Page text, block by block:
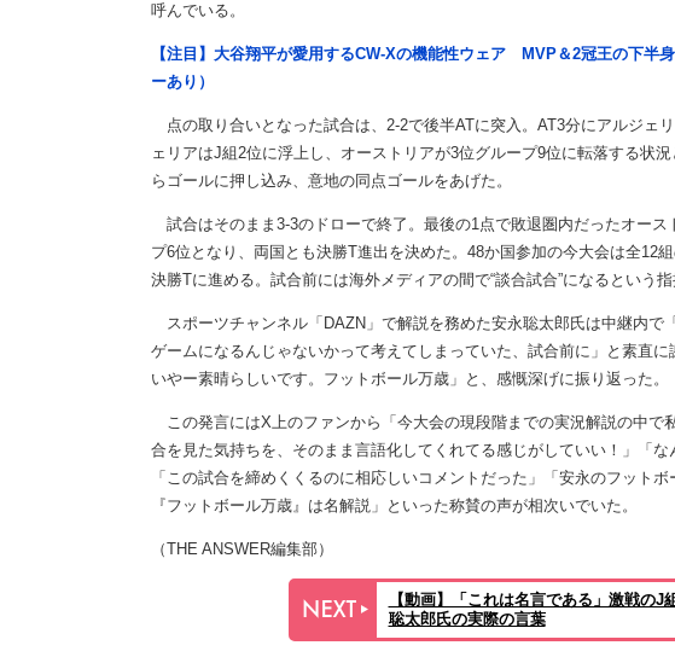
呼んでいる。
【注目】大谷翔平が愛用するCW-Xの機能性ウェア MVP＆2冠王の下半
ーあり）
点の取り合いとなった試合は、2-2で後半ATに突入。AT3分にアルジェ
ェリアはJ組2位に浮上し、オーストリアが3位グループ9位に転落する状
らゴールに押し込み、意地の同点ゴールをあげた。
試合はそのまま3-3のドローで終了。最後の1点で敗退圏内だったオー
プ6位となり、両国とも決勝T進出を決めた。48か国参加の今大会は全12
決勝Tに進める。試合前には海外メディアの間で“談合試合”になるという
スポーツチャンネル「DAZN」で解説を務めた安永聡太郎氏は中継内で
ゲームになるんじゃないかって考えてしまっていた、試合前に」と素直に
いやー素晴らしいです。フットボール万歳」と、感慨深げに振り返った。
この発言にはX上のファンから「今大会の現段階までの実況解説の中で
合を見た気持ちを、そのまま言語化してくれてる感じがしていい！」「
「この試合を締めくくるのに相応しいコメントだった」「安永のフット
『フットボール万歳』は名解説」といった称賛の声が相次いでいた。
（THE ANSWER編集部）
【動画】「これは名言である」激戦のJ
聡太郎氏の実際の言葉